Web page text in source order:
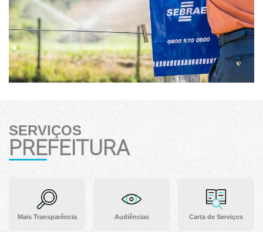
SERVIÇOS
PREFEITURA
Mais Transparência Audiências Carta de Serviços